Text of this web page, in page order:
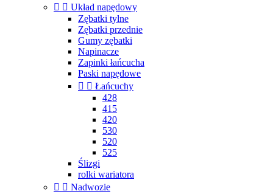
  Układ napędowy
Zębatki tylne
Zębatki przednie
Gumy zębatki
Napinacze
Zapinki łańcucha
Paski napędowe
  Łańcuchy
428
415
420
530
520
525
Ślizgi
rolki wariatora
  Nadwozie